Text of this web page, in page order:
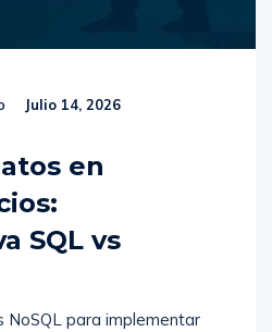
Julio 14, 2026
en
SQL vs
NoSQL para implementar